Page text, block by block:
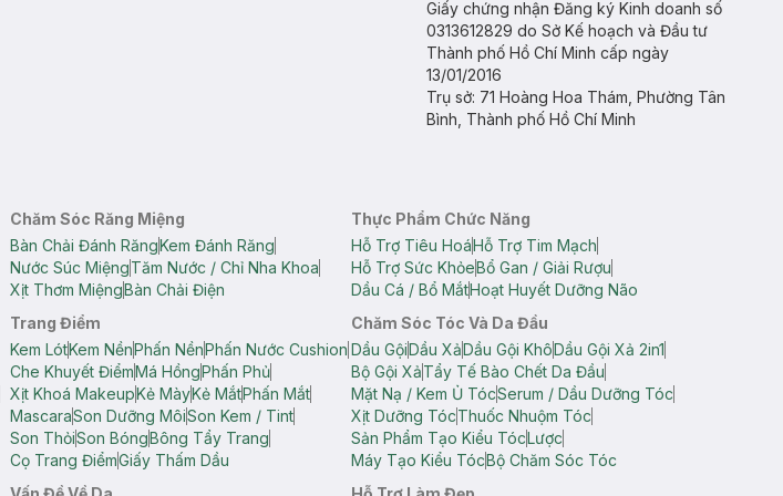
Giấy chứng nhận Đăng ký Kinh doanh số
0313612829 do Sở Kế hoạch và Đầu tư
Thành phố Hồ Chí Minh cấp ngày
13/01/2016
Trụ sở: 71 Hoàng Hoa Thám, Phường Tân
Bình, Thành phố Hồ Chí Minh
Chăm Sóc Răng Miệng
Bàn Chải Đánh RăngKem Đánh Răng
Nước Súc MiệngTăm Nước / Chỉ Nha Khoa
Xịt Thơm MiệngBàn Chải Điện
Thực Phẩm Chức Năng
Hỗ Trợ Tiêu HoáHỗ Trợ Tim Mạch
Hỗ Trợ Sức KhỏeBổ Gan / Giải Rượu
Dầu Cá / Bổ MắtHoạt Huyết Dưỡng Não
Trang Điểm
Kem LótKem NềnPhấn NềnPhấn Nước Cushion
Che Khuyết ĐiểmMá HồngPhấn Phủ
Xịt Khoá MakeupKẻ MàyKẻ MắtPhấn Mắt
MascaraSon Dưỡng MôiSon Kem / Tint
Son ThỏiSon BóngBông Tẩy Trang
Cọ Trang ĐiểmGiấy Thấm Dầu
Chăm Sóc Tóc Và Da Đầu
Dầu GộiDầu XảDầu Gội KhôDầu Gội Xả 2in1
Bộ Gội XảTẩy Tế Bào Chết Da Đầu
Mặt Nạ / Kem Ủ TócSerum / Dầu Dưỡng Tóc
Xịt Dưỡng TócThuốc Nhuộm Tóc
Sản Phẩm Tạo Kiểu TócLược
Máy Tạo Kiểu TócBộ Chăm Sóc Tóc